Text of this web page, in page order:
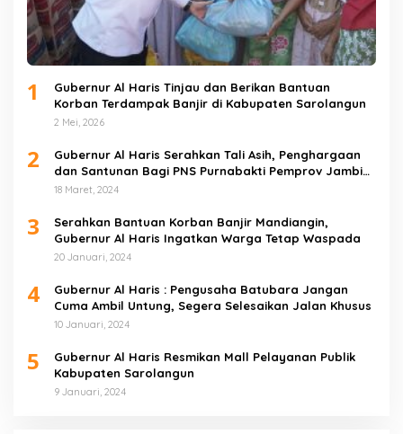
1
Gubernur Al Haris Tinjau dan Berikan Bantuan
Korban Terdampak Banjir di Kabupaten Sarolangun
2 Mei, 2026
2
Gubernur Al Haris Serahkan Tali Asih, Penghargaan
dan Santunan Bagi PNS Purnabakti Pemprov Jambi
Yang Berada di Sarolangun
18 Maret, 2024
3
Serahkan Bantuan Korban Banjir Mandiangin,
Gubernur Al Haris Ingatkan Warga Tetap Waspada
20 Januari, 2024
4
Gubernur Al Haris : Pengusaha Batubara Jangan
Cuma Ambil Untung, Segera Selesaikan Jalan Khusus
10 Januari, 2024
5
Gubernur Al Haris Resmikan Mall Pelayanan Publik
Kabupaten Sarolangun
9 Januari, 2024